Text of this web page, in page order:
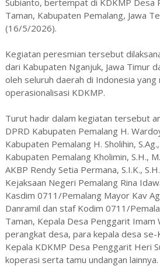
Taman, Kabupaten Pemalang, Jawa
(16/5/2026).
Kegiatan peresmian tersebut
dari Kabupaten Nganjuk, Jawa Timur
oleh seluruh daerah di Indonesia yang
operasionalisasi KDKMP.
Turut hadir dalam kegiatan tersebut
DPRD Kabupaten Pemalang H.
Kabupaten Pemalang H. Sholihin,
Kabupaten Pemalang Kholimin, S.H.,
AKBP Rendy Setia Permana, S.I.K.,
Kejaksaan Negeri Pemalang Rina
Kasdim 0711/Pemalang Mayor Kav
Danramil dan staf Kodim 0711/
Taman, Kepala Desa Penggarit
perangkat desa, para kepala desa se-
Kepala KDKMP Desa Penggarit Heri
koperasi serta tamu undangan lainnya.